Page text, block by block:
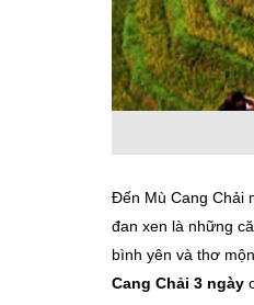
Đến Mù Cang Chải
đan xen là những
bình yên và thơ
Cang Chải 3 ngày